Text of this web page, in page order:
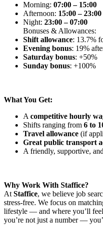
Morning: 07:00 – 15:00
Afternoon: 15:00 – 23:00
Night: 23:00 – 07:00
Bonuses & Allowances:
Shift allowance: 13.7%
Evening bonus: 19%
Saturday bonus: +50%
Sunday bonus: +100%
What You Get:
A competitive hourly
Shifts ranging from 6 to
Travel allowance (if
Great public transport
A friendly, supportive,
Why Work With Staffice?
At Staffice, we believe job
stress-free. We focus on
lifestyle — and where you’ll
you’re not just a number —